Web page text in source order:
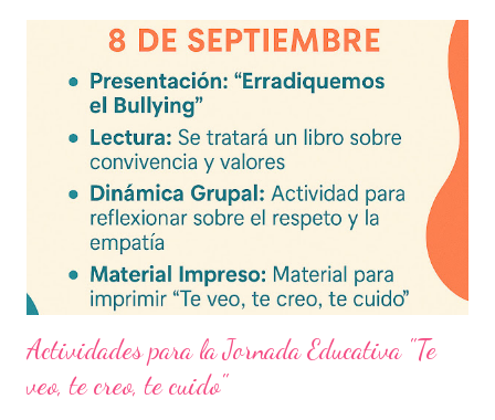
frecuentes Beneficios de utilizar estos exámenes trimestrales
Evaluaciones alineadas al programa oficial. Formato optimizado
para impresión o uso en plataformas educativas. Reactivos que
fortalecen la comprensión y el pensamiento crítico. Ideal para
formación docente y evaluación diagnóstica. Material
descargable PDF editable. Estos exámenes también pueden
integrarse en herramientas digitales pa...
Actividades para la Jornada Educativa "Te
veo, te creo, te cuido"